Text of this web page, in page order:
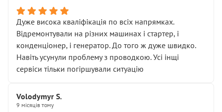
Дуже висока кваліфікація по всіх напрямках.
Відремонтували на різних машинах і стартер, і
конденціонер, і генератор. До того ж дуже швидко.
Навіть усунули проблему з проводкою. Усі інщі
сервіси тільки погіршували ситуацію
Volodymyr S.
9 місяців тому